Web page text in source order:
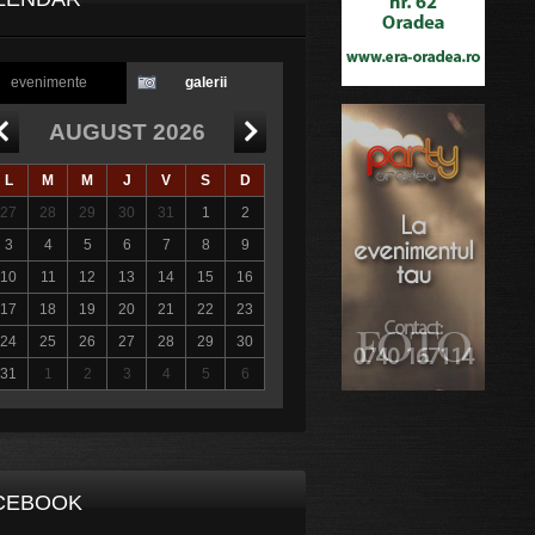
evenimente galerii
AUGUST 2026
L M M J V S
D
27
28 29 30 31 1
2
3
4 5 6 7 8
9
10
11 12 13 14 15
16
17
18 19 20 21 22
23
24
25 26 27 28 29
30
31
1 2 3 4 5 6